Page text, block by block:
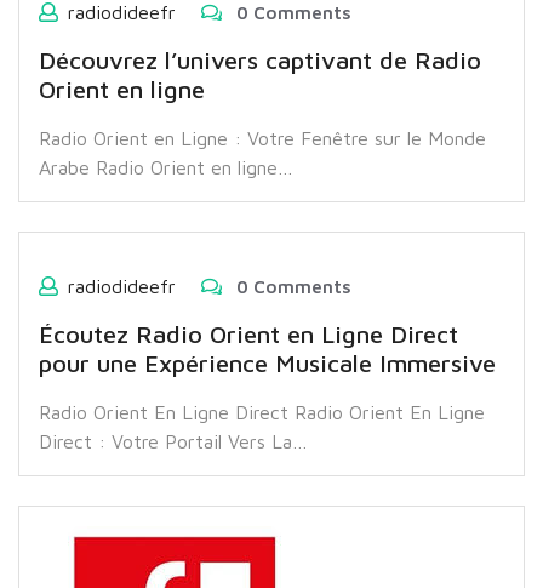
radiodideefr 0 Comments
Découvrez l’univers captivant de Radio
Orient en ligne
Radio Orient en Ligne : Votre Fenêtre sur le Monde
Arabe Radio Orient en ligne…
radiodideefr 0 Comments
Écoutez Radio Orient en Ligne Direct
pour une Expérience Musicale Immersive
Radio Orient En Ligne Direct Radio Orient En Ligne
Direct : Votre Portail Vers La…